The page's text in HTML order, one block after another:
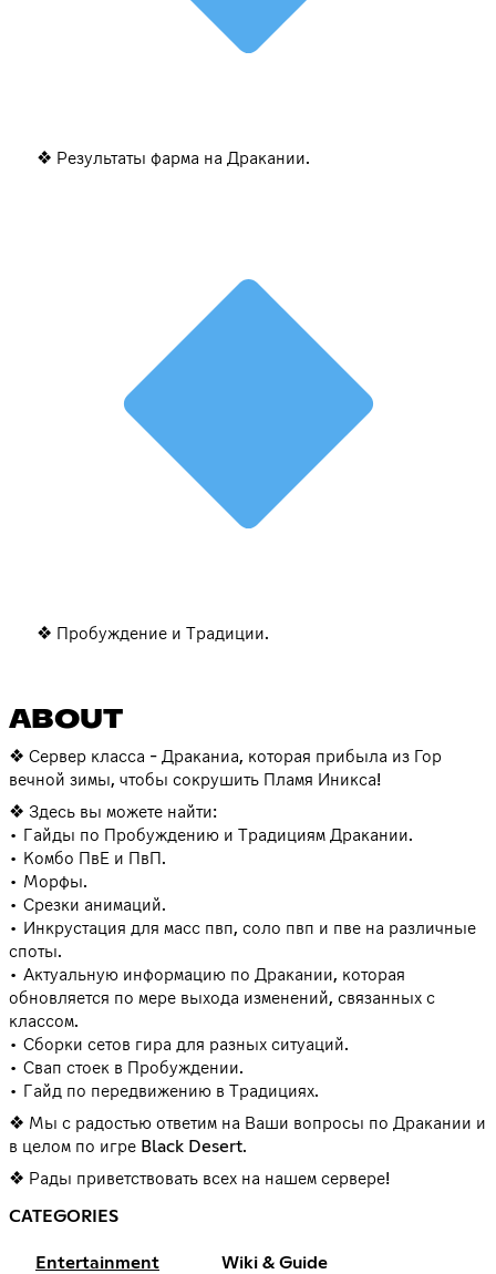
❖ Результаты фарма на Дракании.
❖ Пробуждение и Традиции.
ABOUT
❖ Сервер класса - Драканиа, которая прибыла из Гор
вечной зимы, чтобы сокрушить Пламя Иникса!
❖ Здесь вы можете найти:
• Гайды по Пробуждению и Традициям Дракании.
• Комбо ПвЕ и ПвП.
• Морфы.
• Срезки анимаций.
• Инкрустация для масс пвп, соло пвп и пве на различные
споты.
• Актуальную информацию по Дракании, которая
обновляется по мере выхода изменений, связанных с
классом.
• Сборки сетов гира для разных ситуаций.
• Свап стоек в Пробуждении.
• Гайд по передвижению в Традициях.
❖ Мы с радостью ответим на Ваши вопросы по Дракании и
в целом по игре Black Desert.
❖ Рады приветствовать всех на нашем сервере!
CATEGORIES
Entertainment Wiki & Guide